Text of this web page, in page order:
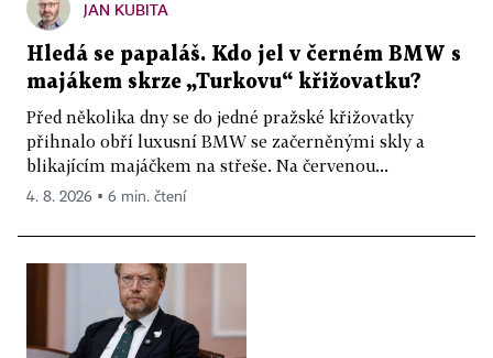
JAN KUBITA
Hledá se papaláš. Kdo jel v černém BMW s
majákem skrze „Turkovu“ křižovatku?
Před několika dny se do jedné pražské křižovatky
přihnalo obří luxusní BMW se začerněnými skly a
blikajícím majáčkem na střeše. Na červenou...
4. 8. 2026 ▪ 6 min. čtení